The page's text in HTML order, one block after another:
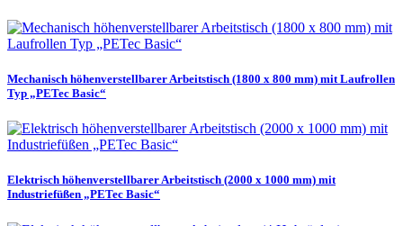
Mechanisch höhenverstellbarer Arbeitstisch (1800 x 800 mm) mit Laufrollen
Typ „PETec Basic“
Elektrisch höhenverstellbarer Arbeitstisch (2000 x 1000 mm) mit
Industriefüßen „PETec Basic“